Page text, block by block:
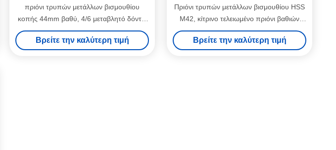
πριόνι τρυπών μετάλλων βισμουθίου
κοπής 44mm βαθύ, 4/6 μεταβλητό δόντια
TPI πριόνι τρυπών μετάλλων τέμνον
Βρείτε την καλύτερη τιμή
Πριόνι τρυπών μετάλλων βισμουθίου HSS
M42, κίτρινο τελειωμένο πριόνι βαθιών
τρυπών για το ξύλο/αργίλιο
Βρείτε την καλύτερη τιμή